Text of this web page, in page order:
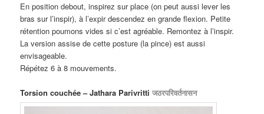
En position debout, inspirez sur place (on peut aussi lever les
bras sur l’inspir), à l’expir descendez en grande flexion. Petite
rétention poumons vides si c’est agréable. Remontez à l’inspir.
La version assise de cette posture (la pince) est aussi
envisageable.
Répétez 6 à 8 mouvements.
Torsion couchée – Jathara Parivrittiजठरपरिवर्तनासन